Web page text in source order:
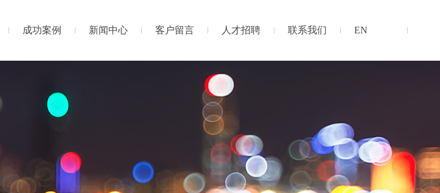
成功案例 新闻中心 客户留言 人才招聘 联系我们 EN